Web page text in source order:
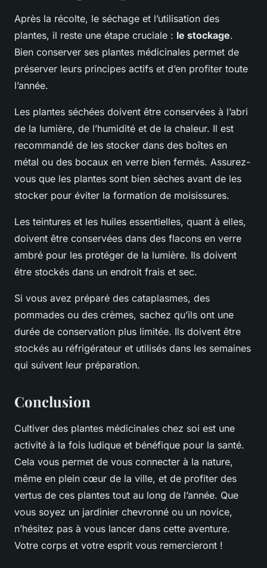
Après la récolte, le séchage et l’utilisation des
plantes, il reste une étape cruciale : le stockage.
Bien conserver ses plantes médicinales permet de
préserver leurs principes actifs et d’en profiter toute
l’année.
Les plantes séchées doivent être conservées à l’abri
de la lumière, de l’humidité et de la chaleur. Il est
recommandé de les stocker dans des boîtes en
métal ou des bocaux en verre bien fermés. Assurez-
vous que les plantes sont bien sèches avant de les
stocker pour éviter la formation de moisissures.
Les teintures et les huiles essentielles, quant à elles,
doivent être conservées dans des flacons en verre
ambré pour les protéger de la lumière. Ils doivent
être stockés dans un endroit frais et sec.
Si vous avez préparé des cataplasmes, des
pommades ou des crèmes, sachez qu’ils ont une
durée de conservation plus limitée. Ils doivent être
stockés au réfrigérateur et utilisés dans les semaines
qui suivent leur préparation.
Conclusion
Cultiver des plantes médicinales chez soi est une
activité à la fois ludique et bénéfique pour la santé.
Cela vous permet de vous connecter à la nature,
même en plein cœur de la ville, et de profiter des
vertus de ces plantes tout au long de l’année. Que
vous soyez un jardinier chevronné ou un novice,
n’hésitez pas à vous lancer dans cette aventure.
Votre corps et votre esprit vous remercieront !